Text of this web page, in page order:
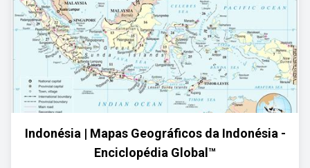
Indonésia | Mapas Geográficos da Indonésia -
Enciclopédia Global™